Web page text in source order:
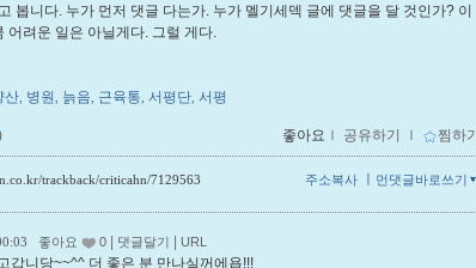
봅니다. 누가 먼저 댓글 다는가. 누가 멜기세덱 글에 댓글을 달 것인가? 이
어려운 일은 아닐게다. 그럴 게다.
산, 병원, 늙음, 근육통, 서평단, 서평
좋아요 ｌ 공유하기 ｌ 찜하기
trackback/criticahn/7129563 먼댓글바로쓰기
주소복사
좋아요 0 댓글달기 URL
갑니당~~^^ 더 좋은 분 만나실꺼에욥!!!